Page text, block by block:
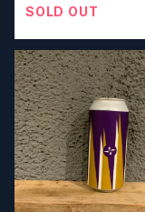
SOLD OUT